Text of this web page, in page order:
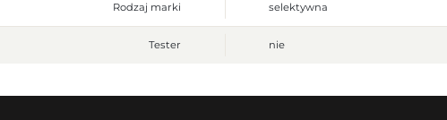
Rodzaj marki selektywna
Tester nie